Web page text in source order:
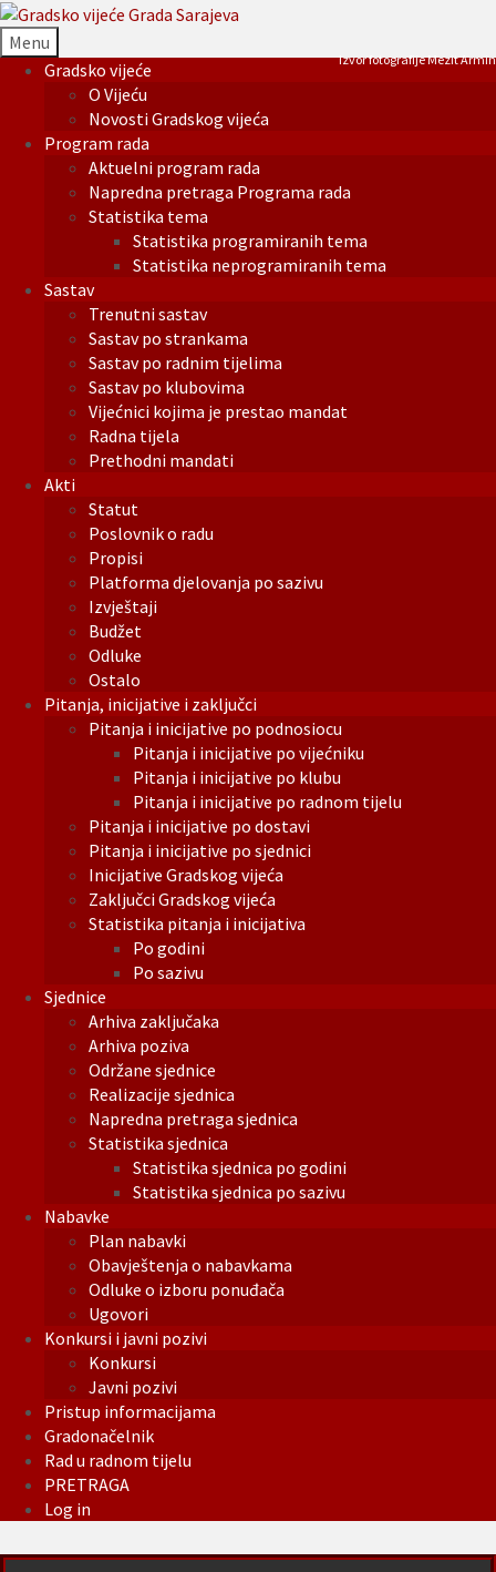
Menu
Gradsko vijeće
O Vijeću
Novosti Gradskog vijeća
Program rada
Aktuelni program rada
Napredna pretraga Programa rada
Statistika tema
Statistika programiranih tema
Statistika neprogramiranih tema
Sastav
Trenutni sastav
Sastav po strankama
Sastav po radnim tijelima
Sastav po klubovima
Vijećnici kojima je prestao mandat
Radna tijela
Prethodni mandati
Akti
Statut
Poslovnik o radu
Propisi
Platforma djelovanja po sazivu
Izvještaji
Budžet
Odluke
Ostalo
Pitanja, inicijative i zaključci
Pitanja i inicijative po podnosiocu
Pitanja i inicijative po vijećniku
Pitanja i inicijative po klubu
Pitanja i inicijative po radnom tijelu
Pitanja i inicijative po dostavi
Pitanja i inicijative po sjednici
Inicijative Gradskog vijeća
Zaključci Gradskog vijeća
Statistika pitanja i inicijativa
Po godini
Po sazivu
Sjednice
Arhiva zaključaka
Arhiva poziva
Održane sjednice
Realizacije sjednica
Napredna pretraga sjednica
Statistika sjednica
Statistika sjednica po godini
Statistika sjednica po sazivu
Nabavke
Plan nabavki
Obavještenja o nabavkama
Odluke o izboru ponuđača
Ugovori
Konkursi i javni pozivi
Konkursi
Javni pozivi
Pristup informacijama
Gradonačelnik
Rad u radnom tijelu
PRETRAGA
Log in
Izvor fotografije Mezit Armin